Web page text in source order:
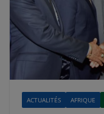
ACTUALITÉS AFRIQUE